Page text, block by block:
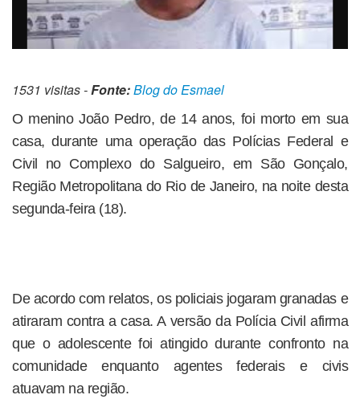
1531 visitas -Fonte:Blog do Esmael
O menino João Pedro, de 14 anos, foi morto em sua
casa, durante uma operação das Polícias Federal e
Civil no Complexo do Salgueiro, em São Gonçalo,
Região Metropolitana do Rio de Janeiro, na noite desta
segunda-feira (18).
De acordo com relatos, os policiais jogaram granadas e
atiraram contra a casa. A versão da Polícia Civil afirma
que o adolescente foi atingido durante confronto na
comunidade enquanto agentes federais e civis
atuavam na região.